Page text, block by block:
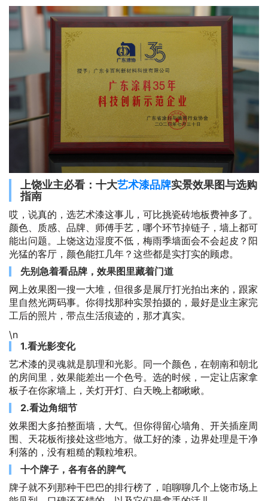
上饶业主必看：十大艺术漆品牌实景效果图与选购
指南
哎，说真的，选艺术漆这事儿，可比挑瓷砖地板费神多了。
颜色、质感、品牌、师傅手艺，哪个环节掉链子，墙上都可
能出问题。上饶这边湿度不低，梅雨季墙面会不会起皮？阳
光猛的客厅，颜色能扛几年？这些都是实打实的顾虑。
先别急着看品牌，效果图里藏着门道
网上效果图一搜一大堆，但很多是展厅打光拍出来的，跟家
里自然光两码事。你得找那种实景拍摄的，最好是业主家完
工后的照片，带点生活痕迹的，那才真实。
\n
1.看光影变化
艺术漆的灵魂就是肌理和光影。同一个颜色，在朝南和朝北
的房间里，效果能差出一个色号。选的时候，一定让店家拿
板子在你家墙上，关灯开灯、白天晚上都瞅瞅。
2.看边角细节
效果图大多拍整面墙，大气。但你得留心墙角、开关插座周
围、天花板衔接处这些地方。做工好的漆，边界处理是干净
利落的，没有粗糙的颗粒堆积。
十个牌子，各有各的脾气
牌子就不列那种干巴巴的排行榜了，咱聊聊几个上饶市场上